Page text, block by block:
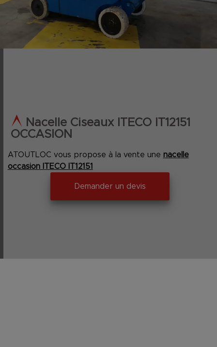
Nacelle Ciseaux ITECO IT12151
OCCASION
ATOUTLOC vous propose à la vente une nacelle
occasion ITECO IT12151
Demander un devis